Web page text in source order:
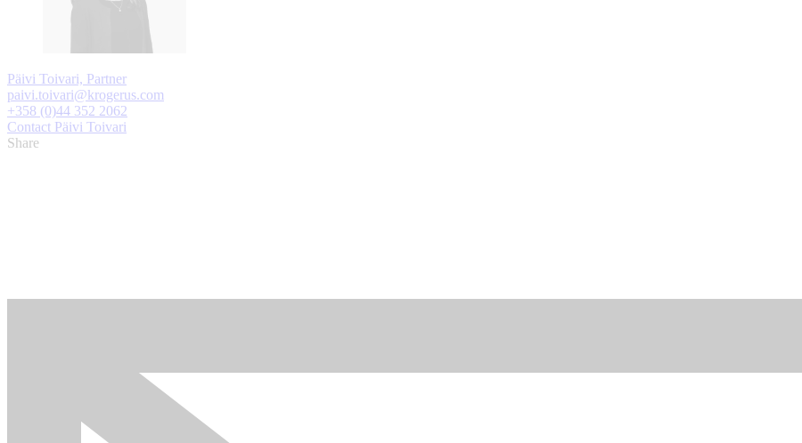
Päivi Toivari, Partner
paivi.toivari@krogerus.com
+358 (0)44 352 2062
Contact Päivi Toivari
Share